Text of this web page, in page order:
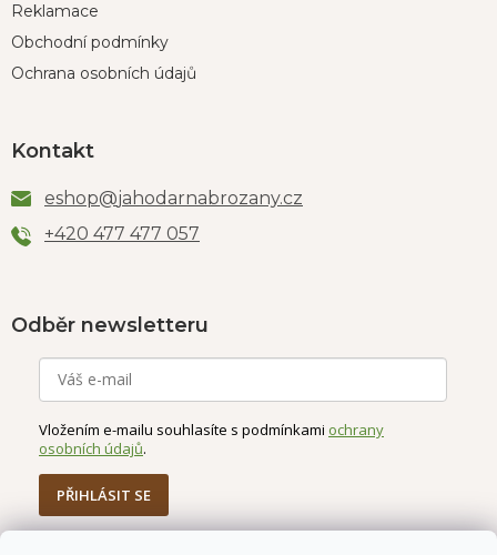
Reklamace
Obchodní podmínky
Ochrana osobních údajů
Kontakt
eshop@jahodarnabrozany.cz
+420 477 477 057
Odběr newsletteru
Vložením e-mailu souhlasíte s podmínkami ochrany
osobních údajů.
PŘIHLÁSIT SE